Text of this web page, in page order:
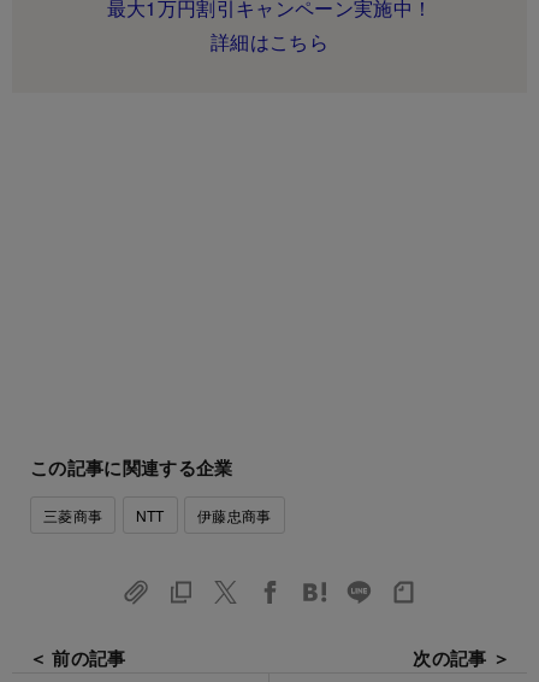
最大1万円割引キャンペーン実施中！
詳細はこちら
この記事に関連する企業
三菱商事 NTT 伊藤忠商事
＜ 前の記事 次の記事 ＞